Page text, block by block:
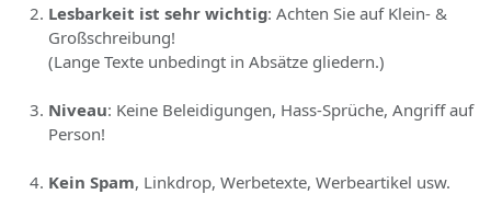
Lesbarkeit ist sehr wichtig: Achten Sie auf Klein- &
Großschreibung!
(Lange Texte unbedingt in Absätze gliedern.)
Niveau: Keine Beleidigungen, Hass-Sprüche, Angriff auf
Person!
Kein Spam, Linkdrop, Werbetexte, Werbeartikel usw.